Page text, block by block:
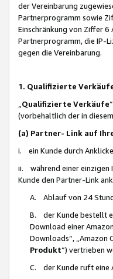
der Vereinbarung
Partnerprogramm sowie
Einschränkung von Ziffer
Partnerprogramm, die IP-
gegen die Vereinbarung.
1. Qualifizierte
Qualifizierte Verkäufe
(vorbehaltlich der in
(a) Partner- Link auf
i. ein Kunde durch
ii. während einer einzigen
Kunde den Partner-Link
A. Ablauf von 24
B. der Kunde bestellt
Download einer
Downloads“, „Amazon
Produkt“) vertrieben
C. der Kunde ruft eine